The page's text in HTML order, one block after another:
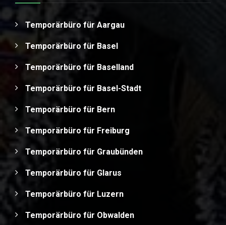
Temporärbüro für Aargau
Temporärbüro für Basel
Temporärbüro für Baselland
Temporärbüro für Basel-Stadt
Temporärbüro für Bern
Temporärbüro für Freiburg
Temporärbüro für Graubünden
Temporärbüro für Glarus
Temporärbüro für Luzern
Temporärbüro für Obwalden